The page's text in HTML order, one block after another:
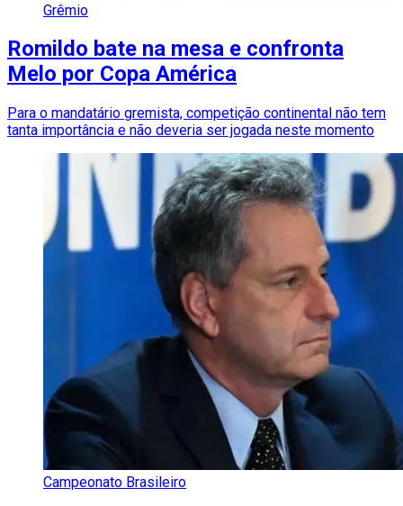
Grêmio
Romildo bate na mesa e confronta
Melo por Copa América
Para o mandatário gremista, competição continental não tem
tanta importância e não deveria ser jogada neste momento
Campeonato Brasileiro